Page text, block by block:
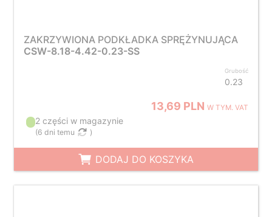
ZAKRZYWIONA PODKŁADKA SPRĘŻYNUJĄCA
CSW-8.18-4.42-0.23-SS
Grubość
0.23
13,69 PLNW TYM. VAT
2 części w magazynie
(6 dni temu )
DODAJ DO KOSZYKA